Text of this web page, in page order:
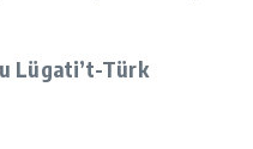
Lügati’t-Türk